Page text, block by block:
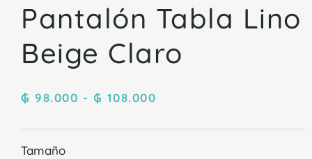
Pantalón Tabla Lino
Beige Claro
₲ 98.000 - ₲ 108.000
Tamaño